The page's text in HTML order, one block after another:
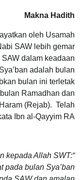
Makna Hadith
oleh Usamah
SAW lebih gemar
dalam keadaan
adalah bulan
bulan ini terletak
Ramadhan dan
(Rejab). Telah
Ibn al-Qayyim RA:
kepada Allah SWT:
pada bulan Sya’ban